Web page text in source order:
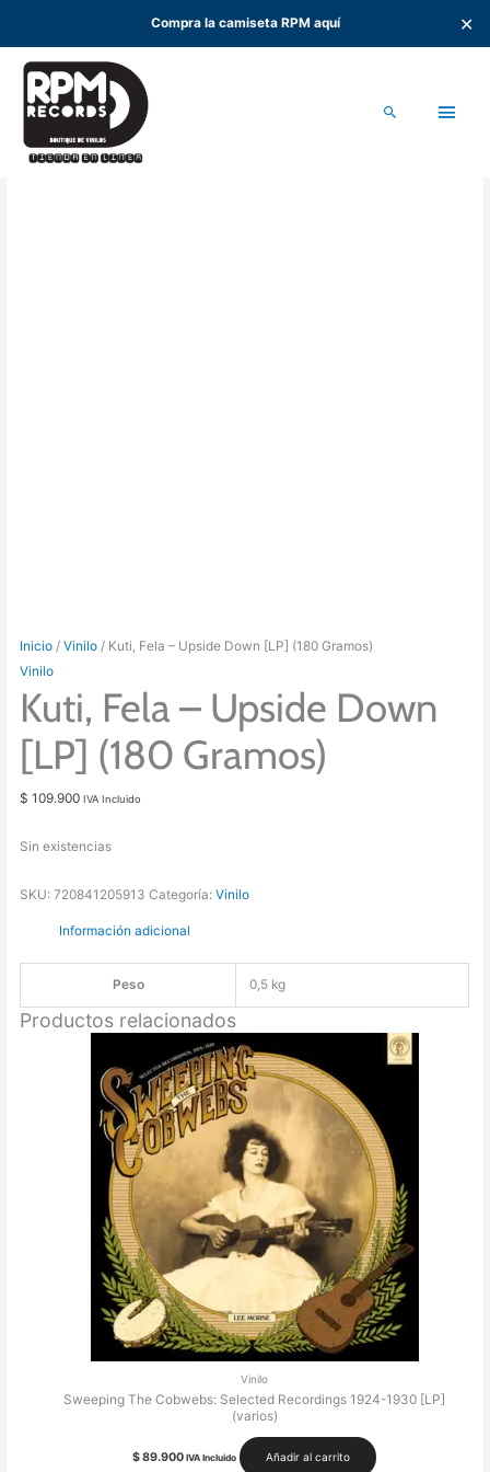
Compra la camiseta RPM aquí ✕
contenido
Buscar
Inicio /Vinilo / Kuti, Fela – Upside Down [LP] (180 Gramos)
Vinilo
Kuti, Fela – Upside Down
[LP] (180 Gramos)
$ 109.900 IVA Incluido
Sin existencias
SKU:720841205913 Categoría:Vinilo
Información adicional
Peso 0,5 kg
Productos relacionados
Vinilo
Sweeping The Cobwebs: Selected Recordings 1924-1930 [LP]
(varios)
$89.900 IVA Incluido Añadir al carrito